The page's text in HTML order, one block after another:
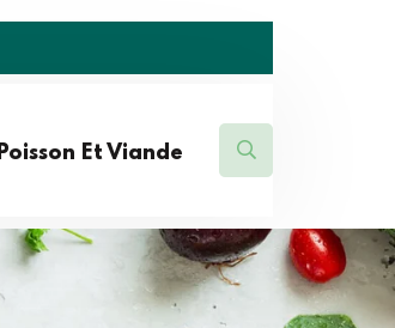
Poisson Et Viande